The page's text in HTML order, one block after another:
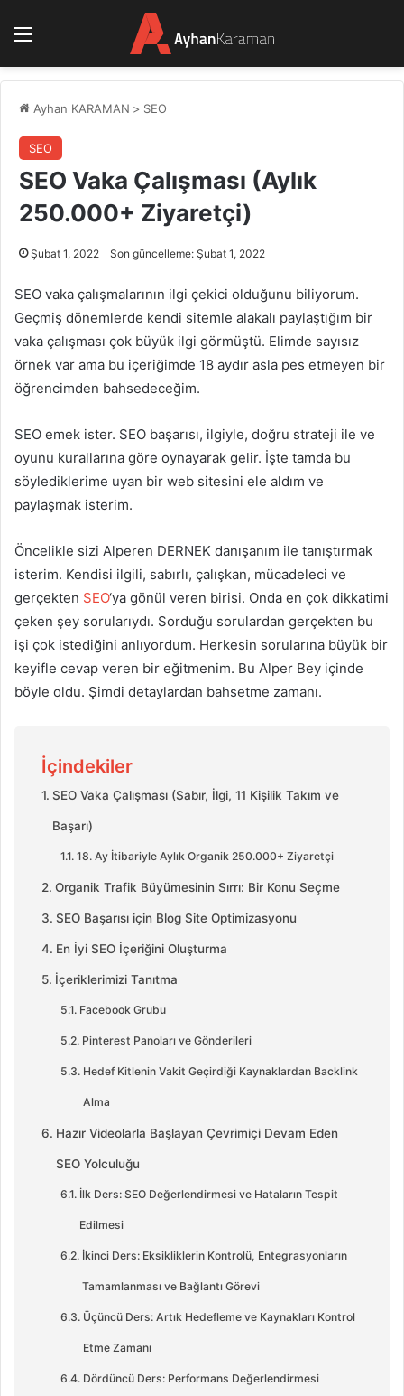
Ayhan KARAMAN > SEO
SEO
SEO Vaka Çalışması (Aylık
250.000+ Ziyaretçi)
Şubat 1, 2022 Son güncelleme: Şubat 1, 2022
SEO vaka çalışmalarının ilgi çekici olduğunu biliyorum.
Geçmiş dönemlerde kendi sitemle alakalı paylaştığım bir
vaka çalışması çok büyük ilgi görmüştü. Elimde sayısız
örnek var ama bu içeriğimde 18 aydır asla pes etmeyen bir
öğrencimden bahsedeceğim.
SEO emek ister. SEO başarısı, ilgiyle, doğru strateji ile ve
oyunu kurallarına göre oynayarak gelir. İşte tamda bu
söylediklerime uyan bir web sitesini ele aldım ve
paylaşmak isterim.
Öncelikle sizi Alperen DERNEK danışanım ile tanıştırmak
isterim. Kendisi ilgili, sabırlı, çalışkan, mücadeleci ve
gerçekten SEO‘ya gönül veren birisi. Onda en çok dikkatimi
çeken şey sorularıydı. Sorduğu sorulardan gerçekten bu
işi çok istediğini anlıyordum. Herkesin sorularına büyük bir
keyifle cevap veren bir eğitmenim. Bu Alper Bey içinde
böyle oldu. Şimdi detaylardan bahsetme zamanı.
İçindekiler
SEO Vaka Çalışması (Sabır, İlgi, 11 Kişilik Takım ve
Başarı)
18. Ay İtibariyle Aylık Organik 250.000+ Ziyaretçi
Organik Trafik Büyümesinin Sırrı: Bir Konu Seçme
SEO Başarısı için Blog Site Optimizasyonu
En İyi SEO İçeriğini Oluşturma
İçeriklerimizi Tanıtma
Facebook Grubu
Pinterest Panoları ve Gönderileri
Hedef Kitlenin Vakit Geçirdiği Kaynaklardan Backlink
Alma
Hazır Videolarla Başlayan Çevrimiçi Devam Eden
SEO Yolculuğu
İlk Ders: SEO Değerlendirmesi ve Hataların Tespit
Edilmesi
İkinci Ders: Eksikliklerin Kontrolü, Entegrasyonların
Tamamlanması ve Bağlantı Görevi
Üçüncü Ders: Artık Hedefleme ve Kaynakları Kontrol
Etme Zamanı
Dördüncü Ders: Performans Değerlendirmesi